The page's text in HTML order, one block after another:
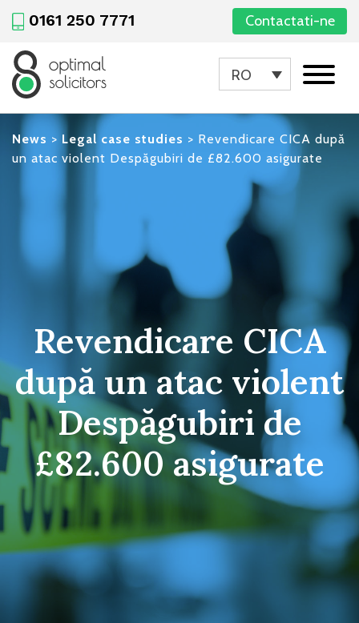
0161 250 7771 Contactati-ne
RO
News > Legal case studies > Revendicare CICA după
un atac violent Despăgubiri de £82.600 asigurate
Revendicare CICA
după un atac violent
Despăgubiri de
£82.600 asigurate